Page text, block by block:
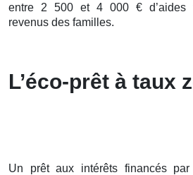
entre 2 500 et 4 000 € d’aides
revenus des familles.
L’éco-prêt à taux
Un prêt aux intérêts financés